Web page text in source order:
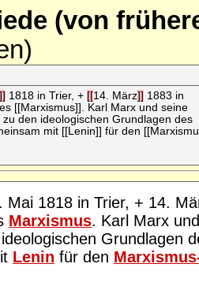
(von
1818 in Trier, + [[14. März]] 1883 in
[[Marxismus]]. Karl Marx und seine
den ideologischen Grundlagen des
mit [[Lenin]] für den
Mai 1818 in Trier, + 14.
Marxismus. Karl Marx
Grundlagen
Lenin für den